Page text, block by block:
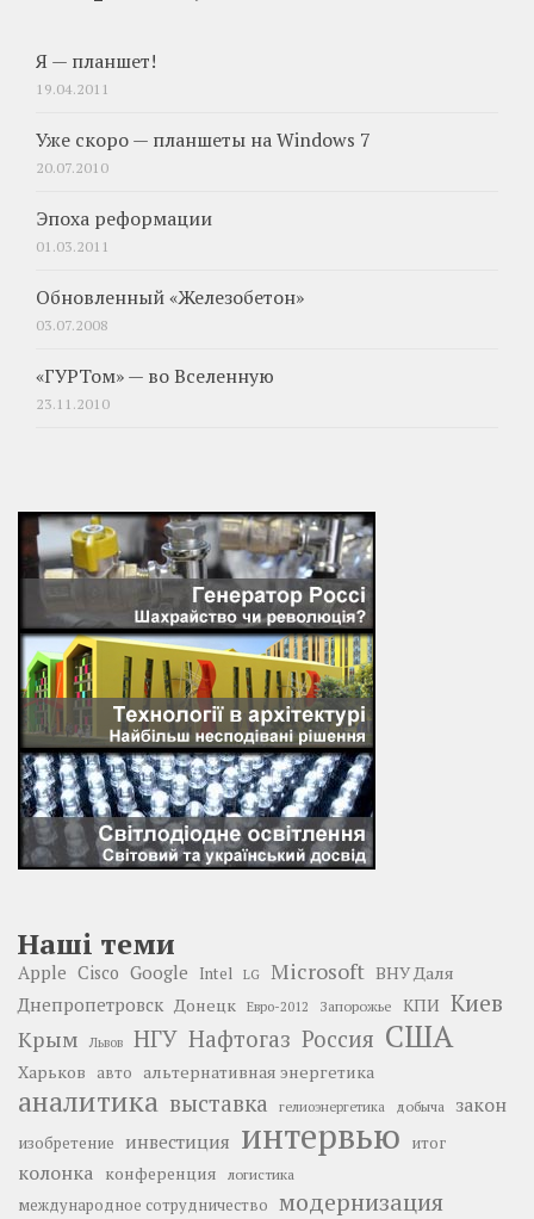
Я — планшет!
19.04.2011
Уже скоро — планшеты на Windows 7
20.07.2010
Эпоха реформации
01.03.2011
Обновленный «Железобетон»
03.07.2008
«ГУРТом» — во Вселенную
23.11.2010
Наші теми
Apple Cisco Google Intel LG Microsoft ВНУ Даля
Днепропетровск Донецк Евро-2012 Запорожье КПИ Киев
Крым Львов НГУ Нафтогаз Россия США
Харьков авто альтернативная энергетика
аналитика выставка гелиоэнергетика добыча закон
изобретение инвестиция интервью итог
колонка конференция логистика
международное сотрудничество модернизация